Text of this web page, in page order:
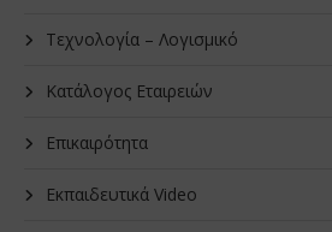
Τεχνολογία – Λογισμικό
Κατάλογος Εταιρειών
Επικαιρότητα
Εκπαιδευτικά Video